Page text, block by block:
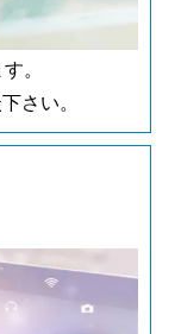
。
さい。